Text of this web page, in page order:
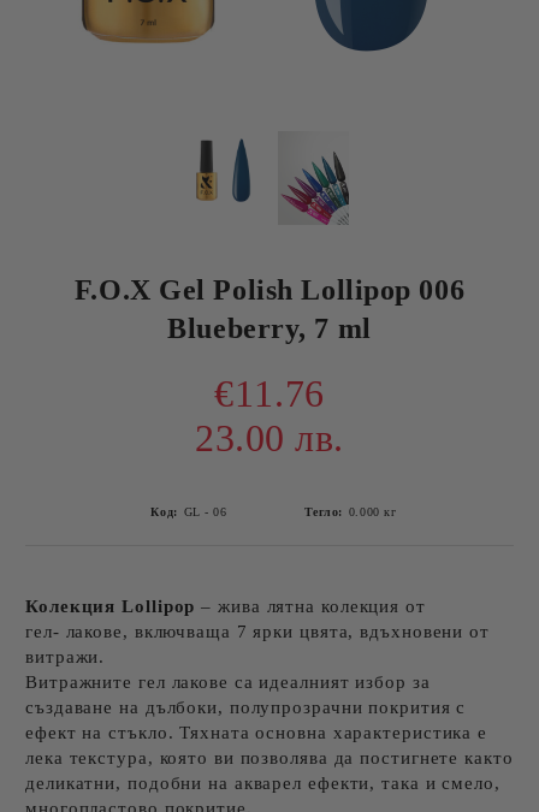
F.O.X Gel Polish Lollipop 006
Blueberry, 7 ml
€11.76
23.00 лв.
Код: GL - 06 Тегло: 0.000 кг
Колекция Lollipop – жива лятна колекция от
гел- лакове, включваща 7 ярки цвята, вдъхновени от
витражи.
Витражните гел лакове са идеалният избор за
създаване на дълбоки, полупрозрачни покрития с
ефект на стъкло. Тяхната основна характеристика е
лека текстура, която ви позволява да постигнете както
деликатни, подобни на акварел ефекти, така и смело,